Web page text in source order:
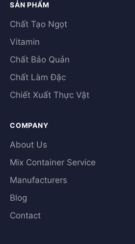
SẢN PHẨM
Chất Tạo Ngọt
Vitamin
Chất Bảo Quản
Chất Làm Đặc
Chiết Xuất Thực Vật
COMPANY
About Us
Mix Container Service
Manufacturers
Blog
Contact